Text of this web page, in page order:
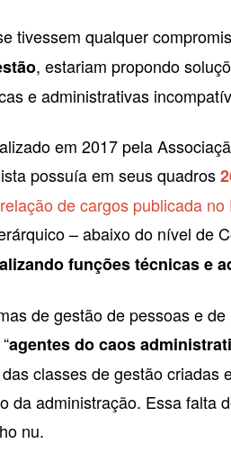
tivessem qualquer
, estariam propondo
e administrativas
em 2017 pela
possuía em seus quadros
relação de cargos publicada
– abaixo do nível de
funções técnicas e
de gestão de pessoas e
agentes do caos
classes de gestão
da administração. Essa falta
nu.